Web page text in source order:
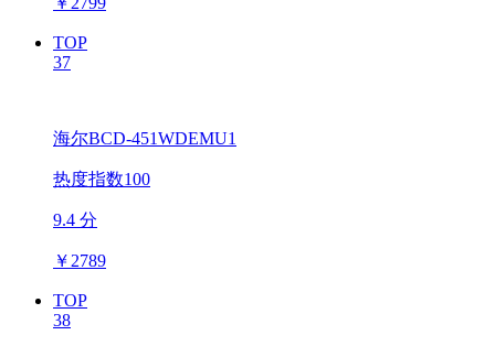
TOP
37
海尔BCD-451WDEMU1
热度指数100
9.4 分
￥ 2789
TOP
38